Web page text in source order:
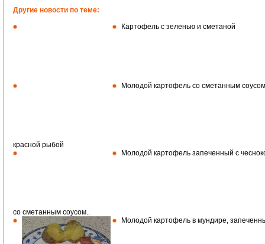
Другие новости по теме:
Картофель с зеленью и сметаной
Молодой картофель со сметанным
красной рыбой
Молодой картофель запеченный с
со сметанным соусом..
Молодой картофель в мундире,